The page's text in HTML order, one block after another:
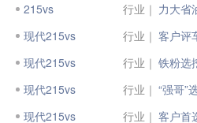
215vs
现代215vs
现代215vs
现代215vs
现代215vs
行业｜
行业｜
行业｜
行业｜
行业｜